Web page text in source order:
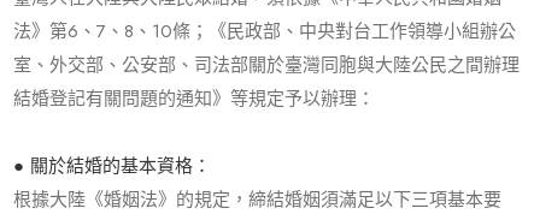
法》第6、7、8、10條；《民政部、中央對台工作領導小組辦公
室、外交部、公安部、司法部關於臺灣同胞與大陸公民之間辦理
結婚登記有關問題的通知》等規定予以辦理：
● 關於結婚的基本資格：
根據大陸《婚姻法》的規定，締結婚姻須滿足以下三項基本要